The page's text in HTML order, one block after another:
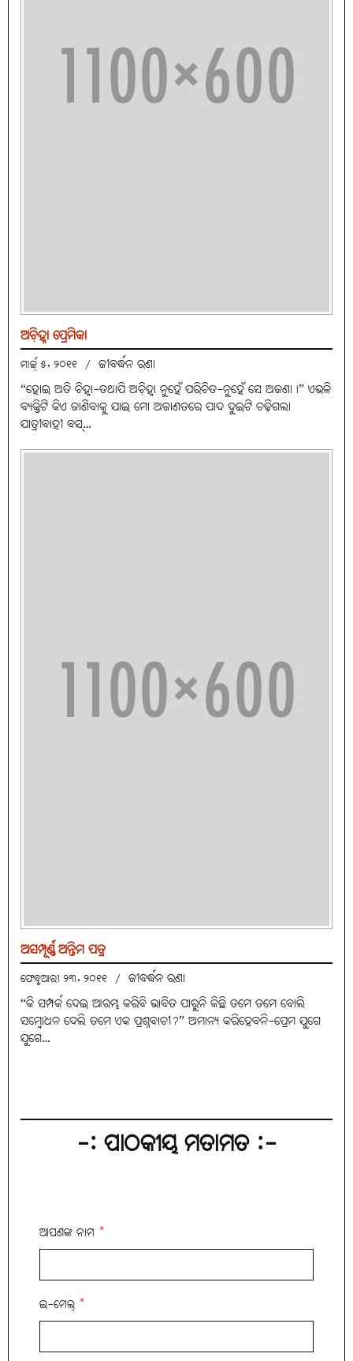
ଅଚି଼ହ୍ନା ପ୍ରେମିକା
ମାର୍ଚ୍ଚ୍ ୫, ୨୦୧୧ / ଜୀବର୍ଦ୍ଧନ ରଣା
“ହୋଇ ଅତି ଚିହ୍ନା-ତଥାପି ଅଚି଼ହ୍ନା ନୁହେଁ ପରିଚିତ-ନୁହେଁ ସେ ଅଜଣା।” ଏଭଳି
ବ୍ୟକ୍ତିଟି କିଏ ଜାଣିବାକୁ ଯାଇ ମୋ ଅଜାଣତରେ ପାଦ ଦୁଇଟି ଚଢ଼ିଗଲା
ଯାତ୍ରୀବାହୀ ବସ୍‌…
ଅସମ୍ପୂର୍ଣ୍ଣ ଅନ୍ତିମ ପତ୍ର
ଫେବୃଆରୀ ୨୩, ୨୦୧୧ / ଜୀବର୍ଦ୍ଧନ ରଣା
“କି ସମ୍ପର୍କ ଦେଇ ଆରମ୍ଭ କରିବି ଭାବିତ ପାରୁନି କିଛି ତମେ ତମେ ବୋଲି
ସମ୍ବୋଧନ ଦେଲି ତମେ ଏକ ପ୍ରଶ୍ନବାଚୀ?” ଅମାନ୍ୟ କରିହେବନି-ପ୍ରେମ ଯୁଗେ
ଯୁଗେ…
-: ପାଠକୀୟ ମତାମତ :-
ଆପଣଙ୍କ ନାମ *
ଇ-ମେଲ୍ *